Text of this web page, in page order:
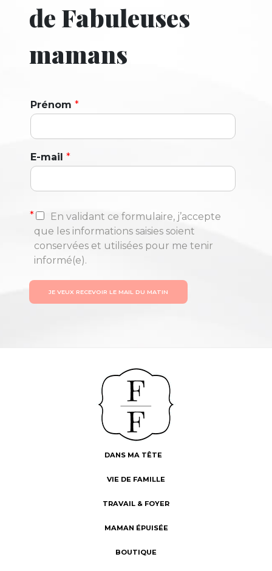
de Fabuleuses
mamans
Prénom *
E-mail *
*
En validant ce formulaire, j’accepte
que les informations saisies soient
conservées et utilisées pour me tenir
informé(e).
JE VEUX RECEVOIR LE MAIL DU MATIN
DANS MA TÊTE
VIE DE FAMILLE
TRAVAIL & FOYER
MAMAN ÉPUISÉE
BOUTIQUE